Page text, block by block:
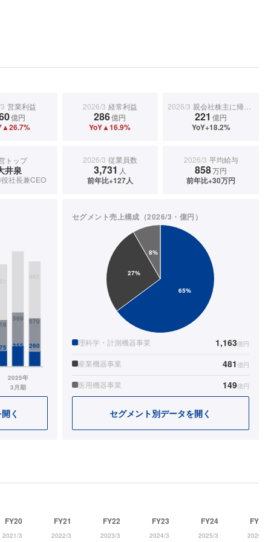
営業利益
億円
2026/3 経常利益
286億円
YoY▲16.9%
2026/3 親会社株主に帰属する当期純利益
221 億円
YoY+18.2%
トップ
井泉
社長兼CEO
2026/3 従業員数
3,731 人
前年比+127人
2026/3 平均給与
858万円
前年比+30万円
く
セグメント売上構成（2026/3・億円）
理科学・計測機器事業 1,163億円
産業機器事業 481億円
医用機器事業 149億円
セグメント別データを開く
FY20
2021/3
FY21
2022/3
FY22
2023/3
FY23
2024/3
FY24
2025/3
FY25
2026/3